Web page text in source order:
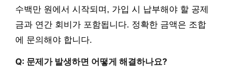
수백만 원에서 시작되며, 가입 시 납부해야 할 공제
금과 연간 회비가 포함됩니다. 정확한 금액은 조합
에 문의해야 합니다.
Q: 문제가 발생하면 어떻게 해결하나요?